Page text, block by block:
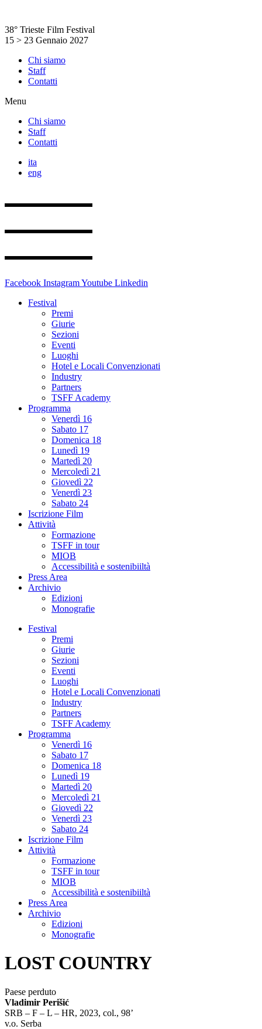
contenuto
38° Trieste Film Festival
15 > 23 Gennaio 2027
Chi siamo
Staff
Contatti
Menu
Chi siamo
Staff
Contatti
ita
eng
Facebook InstagramYoutube Linkedin
Festival
Premi
Giurie
Sezioni
Eventi
Luoghi
Hotel e Locali Convenzionati
Industry
Partners
TSFF Academy
Programma
Venerdì 16
Sabato 17
Domenica 18
Lunedì 19
Martedì 20
Mercoledì 21
Giovedì 22
Venerdì 23
Sabato 24
Iscrizione Film
Attività
Formazione
TSFF in tour
MIOB
Accessibilità e sostenibiiltà
Press Area
Archivio
Edizioni
Monografie
Festival
Premi
Giurie
Sezioni
Eventi
Luoghi
Hotel e Locali Convenzionati
Industry
Partners
TSFF Academy
Programma
Venerdì 16
Sabato 17
Domenica 18
Lunedì 19
Martedì 20
Mercoledì 21
Giovedì 22
Venerdì 23
Sabato 24
Iscrizione Film
Attività
Formazione
TSFF in tour
MIOB
Accessibilità e sostenibiiltà
Press Area
Archivio
Edizioni
Monografie
LOST COUNTRY
Paese perduto
Vladimir Perišić
SRB – F – L – HR, 2023, col., 98’
v.o. Serba